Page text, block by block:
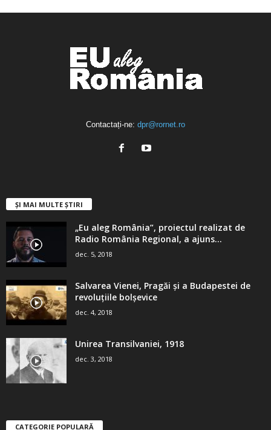
Contactați-ne: dpr@rornet.ro
ȘI MAI MULTE ȘTIRI
„Eu aleg România”, proiectul realizat de
Radio România Regional, a ajuns...
dec. 5, 2018
Salvarea Vienei, Pragăi şi a Budapestei de
revoluţiile bolşevice
dec. 4, 2018
Unirea Transilvaniei, 1918
dec. 3, 2018
CATEGORIE POPULARĂ